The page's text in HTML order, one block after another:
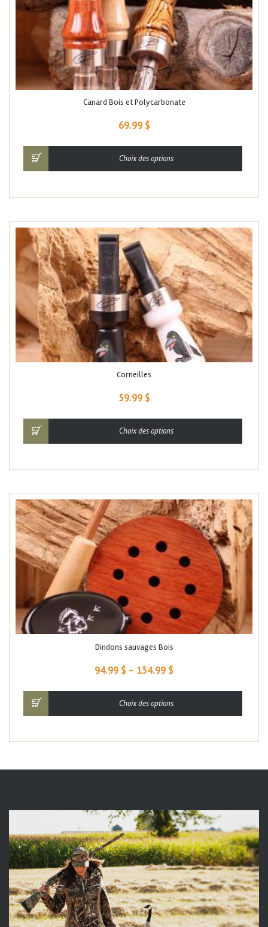
Canard Bois et Polycarbonate
69.99 $
Choix des options
Corneilles
59.99 $
Choix des options
Dindons sauvages Bois
94.99 $ – 134.99 $
Choix des options